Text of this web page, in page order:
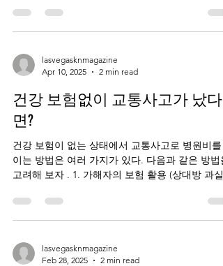
스베가스 경찰은 사고 후 보고서를 작성하기...
lasvegasknmagazine
Apr 10, 2025
2 min read
건강 보험없이 교통사고가 났다
면?
건강 보험이 없는 상태에서 교통사고로 병원비를
이는 방법은 여러 가지가 있다. 다음과 같은 방법을
고려해 보자 . 1. 가해자의 보험 활용 (상대방 과실
의 자동차 보험 (책임보험)으로 그...
lasvegasknmagazine
Feb 28, 2025
2 min read